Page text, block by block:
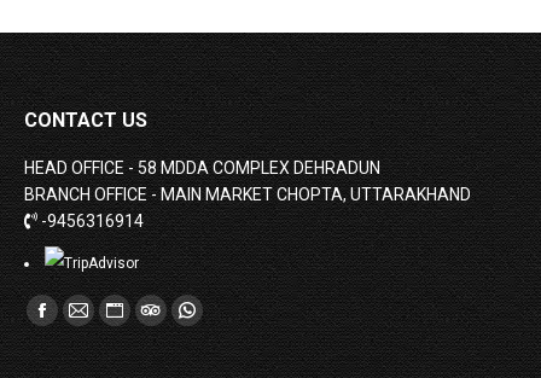
CONTACT US
HEAD OFFICE - 58 MDDA COMPLEX DEHRADUN
BRANCH OFFICE - MAIN MARKET CHOPTA, UTTARAKHAND
-9456316914
Find us on:
Facebook
page
Mail
page
Website
page
TripAdvisor
page
Whatsapp
page